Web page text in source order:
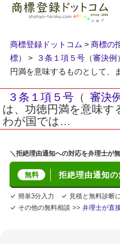
商標登録ドットコム > 商標の
標）
> ３条１項５号 （審決例
円満を意味するものとして、
３条１項５号 （ 審決例
は、功徳円満を意味す
わが国では…
＼拒絶理由通知への対応を弁理士が
無料 拒絶理由通知
簡単3分入力
見積と無料診断
その他の無料相談 >> 弁理士が直